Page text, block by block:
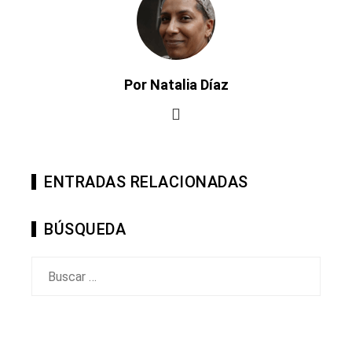
Por Natalia Díaz
ENTRADAS RELACIONADAS
BÚSQUEDA